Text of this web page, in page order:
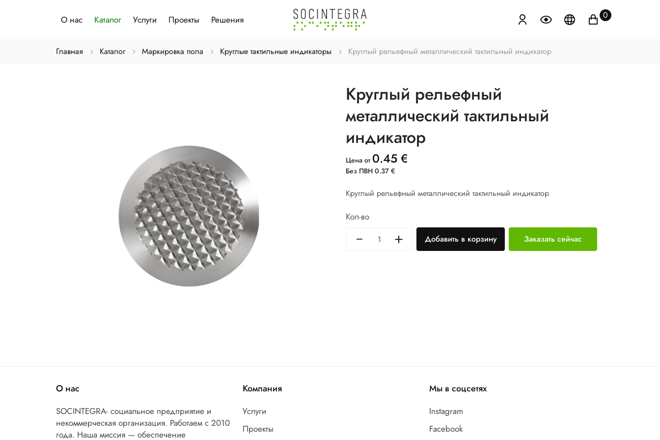
О нас Каталог Услуги Проекты Решения 0
Главная Каталог Маркировка пола Круглые тактильные индикаторы Круглый рельефный металлический тактильный индикатор
Круглый рельефный
металлический тактильный
индикатор
Цена от 0.45 €
Без ПВН 0.37 €
Круглый рельефный металлический тактильный индикатор
Кол-во
Добавить в корзину Заказать сейчас
О нас
SOCINTEGRA- социальное предприятие и
некоммерческая организация. Работаем с 2010
года. Наша миссия — обеспечение
Компания
Услуги
Проекты
Мы в соцсетях
Instagram
Facebook